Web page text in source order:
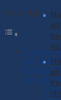
xối
xối
Mục lục
Tro thu
(RHA).
hoặc làm
hấp phụ
1.
2.